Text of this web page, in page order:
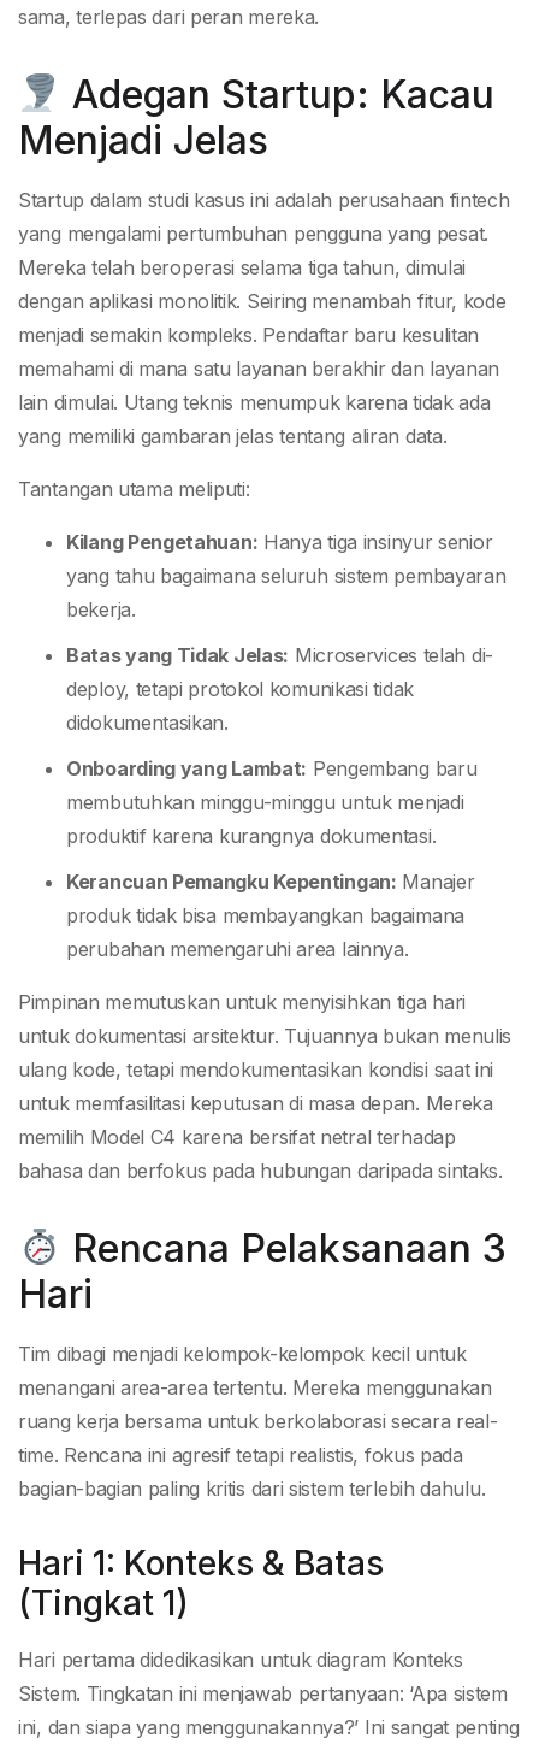
sama, terlepas dari peran mereka.
Adegan Startup: Kacau
Menjadi Jelas
Startup dalam studi kasus ini adalah perusahaan fintech
yang mengalami pertumbuhan pengguna yang pesat.
Mereka telah beroperasi selama tiga tahun, dimulai
dengan aplikasi monolitik. Seiring menambah fitur, kode
menjadi semakin kompleks. Pendaftar baru kesulitan
memahami di mana satu layanan berakhir dan layanan
lain dimulai. Utang teknis menumpuk karena tidak ada
yang memiliki gambaran jelas tentang aliran data.
Tantangan utama meliputi:
Kilang Pengetahuan: Hanya tiga insinyur senior
yang tahu bagaimana seluruh sistem pembayaran
bekerja.
Batas yang Tidak Jelas: Microservices telah di-
deploy, tetapi protokol komunikasi tidak
didokumentasikan.
Onboarding yang Lambat: Pengembang baru
membutuhkan minggu-minggu untuk menjadi
produktif karena kurangnya dokumentasi.
Kerancuan Pemangku Kepentingan: Manajer
produk tidak bisa membayangkan bagaimana
perubahan memengaruhi area lainnya.
Pimpinan memutuskan untuk menyisihkan tiga hari
untuk dokumentasi arsitektur. Tujuannya bukan menulis
ulang kode, tetapi mendokumentasikan kondisi saat ini
untuk memfasilitasi keputusan di masa depan. Mereka
memilih Model C4 karena bersifat netral terhadap
bahasa dan berfokus pada hubungan daripada sintaks.
Rencana Pelaksanaan 3
Hari
Tim dibagi menjadi kelompok-kelompok kecil untuk
menangani area-area tertentu. Mereka menggunakan
ruang kerja bersama untuk berkolaborasi secara real-
time. Rencana ini agresif tetapi realistis, fokus pada
bagian-bagian paling kritis dari sistem terlebih dahulu.
Hari 1: Konteks & Batas
(Tingkat 1)
Hari pertama didedikasikan untuk diagram Konteks
Sistem. Tingkatan ini menjawab pertanyaan: ‘Apa sistem
ini, dan siapa yang menggunakannya?’ Ini sangat penting